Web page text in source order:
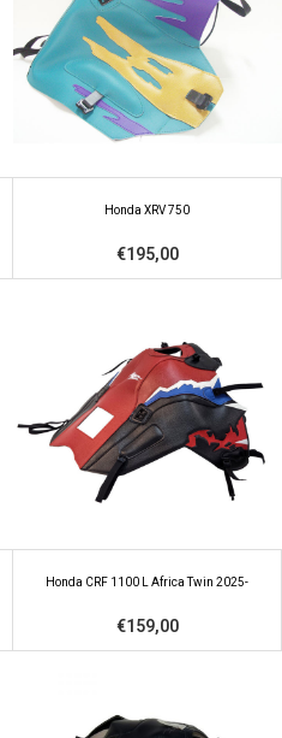
Honda XRV 750
€195,00
Honda CRF 1100 L Africa Twin 2025-
€159,00